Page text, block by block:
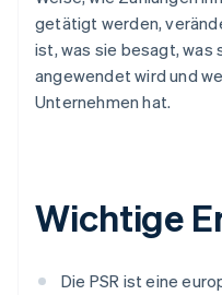
getätigt werden,
ist, was sie besagt, was
angewendet wird und
Unternehmen hat.
Wichtige
Die PSR ist eine